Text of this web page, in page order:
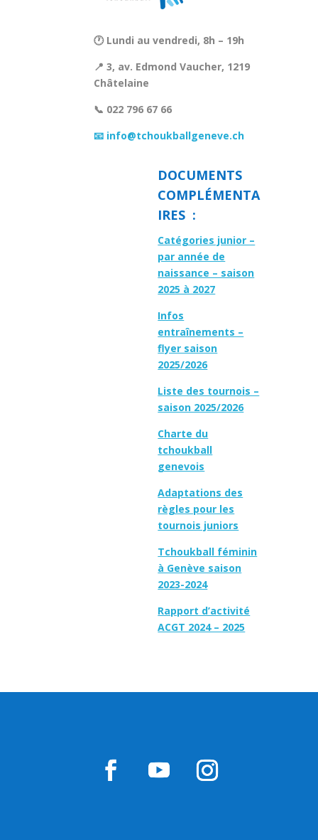
🕐 Lundi au vendredi, 8h – 19h
📍 3, av. Edmond Vaucher, 1219
Châtelaine
📞 022 796 67 66
📧 info@tchoukballgeneve.ch
DOCUMENTS
COMPLÉMENTA
IRES :
Catégories junior –
par année de
naissance – saison
2025 à 2027
Infos
entraînements –
flyer saison
2025/2026
Liste des tournois –
saison 2025/2026
Charte du
tchoukball
genevois
Adaptations des
règles pour les
tournois juniors
Tchoukball féminin
à Genève saison
2023-2024
Rapport d’activité
ACGT 2024 – 2025